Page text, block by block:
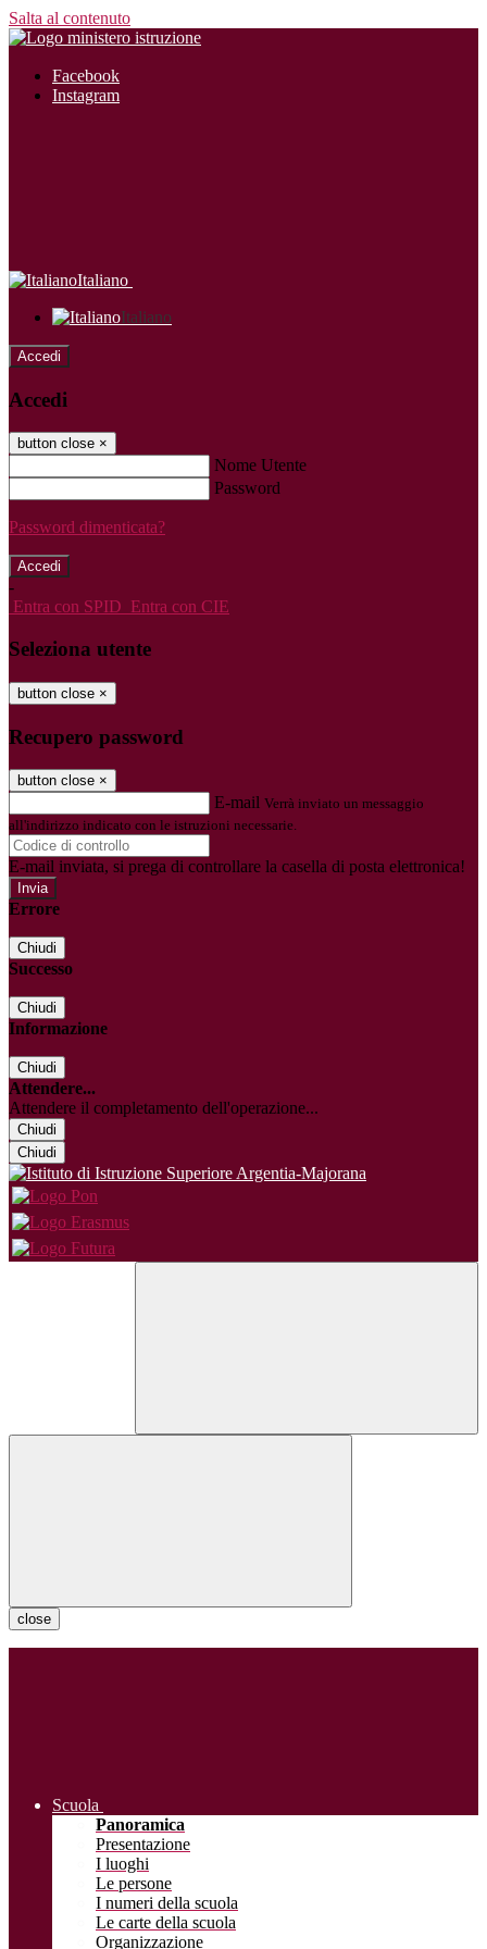
Salta al contenuto
Facebook
Instagram
Italiano
Italiano
Accedi
Accedi
button close ×
Nome Utente
Password
Password dimenticata?
-
Entra con SPID Entra con CIE
Seleziona utente
button close ×
Recupero password
button close ×
E-mail Verrà inviato un messaggio
all'indirizzo indicato con le istruzioni necessarie.
E-mail inviata, si prega di controllare la casella di posta elettronica!
Errore
Chiudi
Successo
Chiudi
Informazione
Chiudi
Attendere...
Attendere il completamento dell'operazione...
Chiudi
Chiudi
close
Scuola
Panoramica
Presentazione
I luoghi
Le persone
I numeri della scuola
Le carte della scuola
Organizzazione